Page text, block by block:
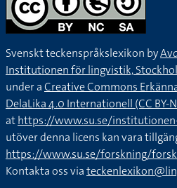
Svenskt teckenspråkslexikon by
Institutionen för lingvistik,
under aCreative Commons
DelaLika 4.0 Internationell (CC BY-
athttps://www.su.se/
utöver denna licens kan vara
https://www.su.se/forskning/
Kontakta oss via